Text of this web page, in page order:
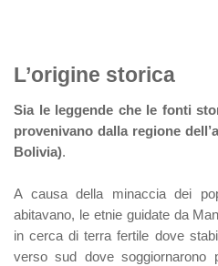
L’origine storica
Sia le leggende che le fonti
provenivano dalla regione
Bolivia).
A causa della minaccia dei
abitavano, le etnie guidate da
in cerca di terra fertile dove
verso sud dove